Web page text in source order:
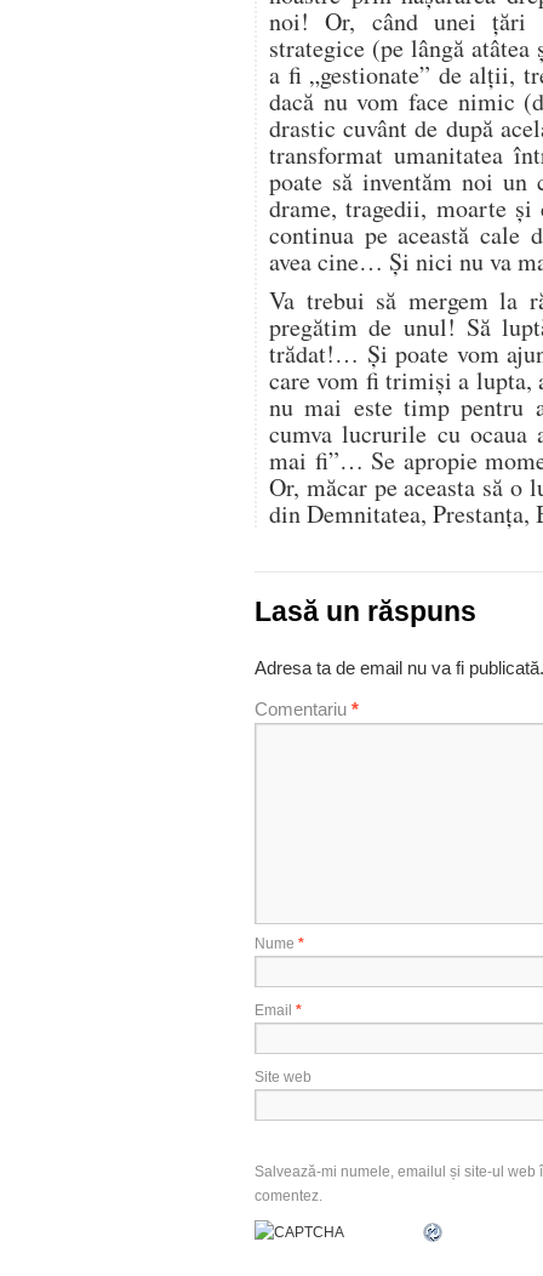
noi! Or, când unei țări
strategice (pe lângă
a fi „gestionate” de alții,
dacă nu vom face nimic
drastic cuvânt de după
transformat umanitatea
poate să inventăm noi un
drame, tragedii, moarte
continua pe această
avea cine… Și nici nu va
Va trebui să mergem la
pregătim de unul! Să
trădat!… Și poate vom
care vom fi trimiși a lupta,
nu mai este timp pentru
cumva lucrurile cu ocaua
mai fi”… Se apropie
Or, măcar pe aceasta să
din Demnitatea,
Lasă un răspuns
Adresa ta de email nu va fi publicată.
Comentariu *
Nume *
Email *
Site web
Salvează-mi numele, emailul și site-ul
comentez.